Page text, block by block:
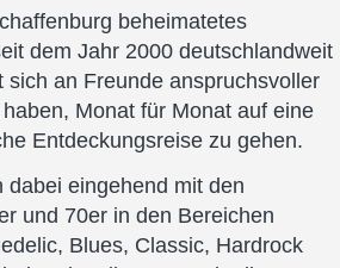
beheimatetes
dem Jahr 2000 deutschlandweit
sich an Freunde anspruchsvoller
Monat für Monat auf eine
Entdeckungsreise zu gehen.
dabei eingehend mit den
und 70er in den Bereichen
Blues, Classic, Hardrock